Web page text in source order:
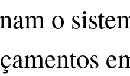
o